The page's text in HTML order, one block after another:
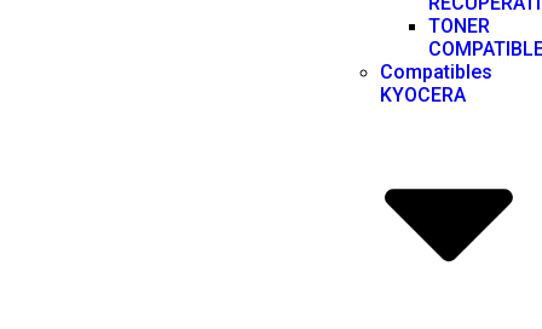
TONER
Compatibles
KYOCERA